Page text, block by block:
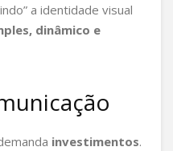
a identidade visual
dinâmico e
investimentos.